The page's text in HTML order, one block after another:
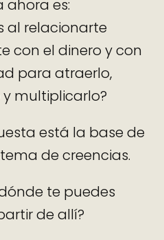
ahora es:
al relacionarte
con el dinero y con
para atraerlo,
multiplicarlo?
está la base de
de creencias.
te puedes
de allí?